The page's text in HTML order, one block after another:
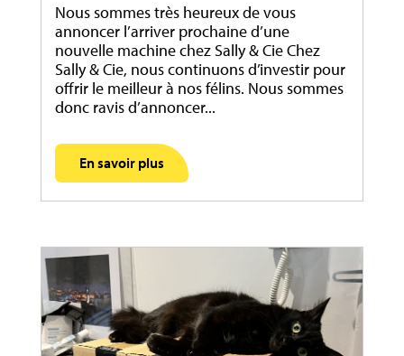
Nous sommes très heureux de vous
annoncer l’arriver prochaine d’une
nouvelle machine chez Sally & Cie Chez
Sally & Cie, nous continuons d’investir pour
offrir le meilleur à nos félins. Nous sommes
donc ravis d’annoncer...
En savoir plus